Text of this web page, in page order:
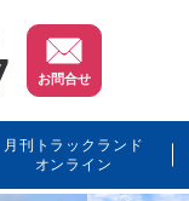
お問合せ
月刊トラックランド
オンライン